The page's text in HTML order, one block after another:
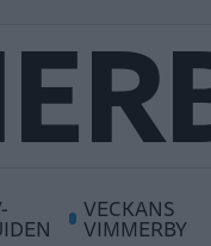
VECKANS
VIMMERBY